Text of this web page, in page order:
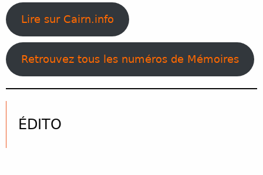
Lire sur Cairn.info
Retrouvez tous les numéros de Mémoires
ÉDITO